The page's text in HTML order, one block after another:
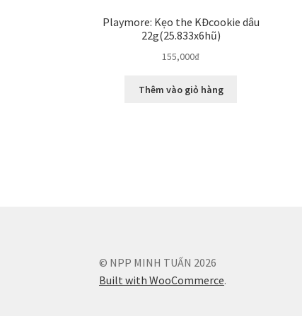
Playmore: Kẹo the KĐcookie dâu
22g(25.833x6hũ)
155,000₫
Thêm vào giỏ hàng
© NPP MINH TUẤN 2026
Built with WooCommerce.